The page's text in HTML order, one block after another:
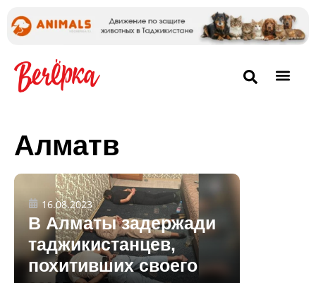
Алматв
16.08.2023
В Алматы задержади
таджикистанцев,
похитивших своего